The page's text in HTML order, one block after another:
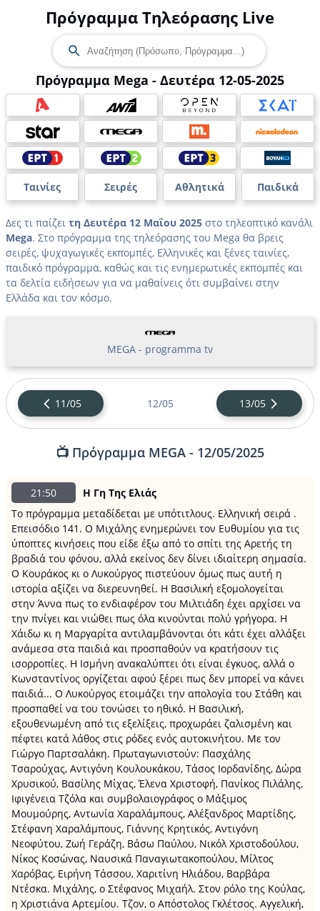
Πρόγραμμα Τηλεόρασης Live
Πρόγραμμα Mega - Δευτέρα 12-05-2025
Ταινίες Σειρές Αθλητικά Παιδικά
Δες τι παίζει τη Δευτέρα 12 Μαΐου 2025 στο τηλεοπτικό κανάλι
Mega. Στο πρόγραμμα της τηλεόρασης του Mega θα βρεις
σειρές, ψυχαγωγικές εκπομπές, Ελληνικές και ξένες ταινίες,
παιδικό πρόγραμμα, καθώς και τις ενημερωτικές εκπομπές και
τα δελτία ειδήσεων για να μαθαίνεις ότι συμβαίνει στην
Ελλάδα και τον κόσμο.
MEGA - programma tv
11/05 12/05 13/05
📺 Πρόγραμμα MEGA - 12/05/2025
21:50
Η Γη Της Ελιάς
Το πρόγραμμα μεταδίδεται με υπότιτλους. Ελληνική σειρά .
Επεισόδιο 141. Ο Μιχάλης ενημερώνει τον Ευθυμίου για τις
ύποπτες κινήσεις που είδε έξω από το σπίτι της Αρετής τη
βραδιά του φόνου, αλλά εκείνος δεν δίνει ιδιαίτερη σημασία.
Ο Κουράκος κι ο Λυκούργος πιστεύουν όμως πως αυτή η
ιστορία αξίζει να διερευνηθεί. Η Βασιλική εξομολογείται
στην Άννα πως το ενδιαφέρον του Μιλτιάδη έχει αρχίσει να
την πνίγει και νιώθει πως όλα κινούνται πολύ γρήγορα. Η
Χάιδω κι η Μαργαρίτα αντιλαμβάνονται ότι κάτι έχει αλλάξει
ανάμεσα στα παιδιά και προσπαθούν να κρατήσουν τις
ισορροπίες. Η Ισμήνη ανακαλύπτει ότι είναι έγκυος, αλλά ο
Κωνσταντίνος οργίζεται αφού ξέρει πως δεν μπορεί να κάνει
παιδιά... Ο Λυκούργος ετοιμάζει την απολογία του Στάθη και
προσπαθεί να του τονώσει το ηθικό. Η Βασιλική,
εξουθενωμένη από τις εξελίξεις, προχωράει ζαλισμένη και
πέφτει κατά λάθος στις ρόδες ενός αυτοκινήτου. Με τον
Γιώργο Παρτσαλάκη. Πρωταγωνιστούν: Πασχάλης
Τσαρούχας, Αντιγόνη Κουλουκάκου, Τάσος Ιορδανίδης, Δώρα
Χρυσικού, Βασίλης Μίχας, Έλενα Χριστοφή, Πανίκος Πιλάλης,
Ιφιγένεια Τζόλα και συμβολαιογράφος ο Μάξιμος
Μουμούρης, Αντωνία Χαραλάμπους, Αλέξανδρος Μαρτίδης,
Στέφανη Χαραλάμπους, Γιάννης Κρητικός, Αντιγόνη
Νεοφύτου, Ζωή Γεράζη, Βάσω Παύλου, Νικόλ Χριστοδούλου,
Νίκος Κοσώνας, Ναυσικά Παναγιωτακοπούλου, Μίλτος
Χαρόβας, Ειρήνη Τάσσου, Χαριτίνη Ηλιάδου, Βαρβάρα
Ντέσκα. Μιχάλης, ο Στέφανος Μιχαήλ. Στον ρόλο της Κούλας,
η Χριστιάνα Αρτεμίου. Τζον, ο Απόστολος Γκλέτσος. Αγγελική,